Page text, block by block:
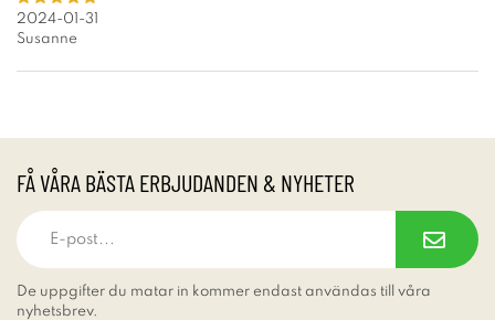
2024-01-31
Susanne
FÅ VÅRA BÄSTA ERBJUDANDEN & NYHETER
De uppgifter du matar in kommer endast användas till våra
nyhetsbrev.